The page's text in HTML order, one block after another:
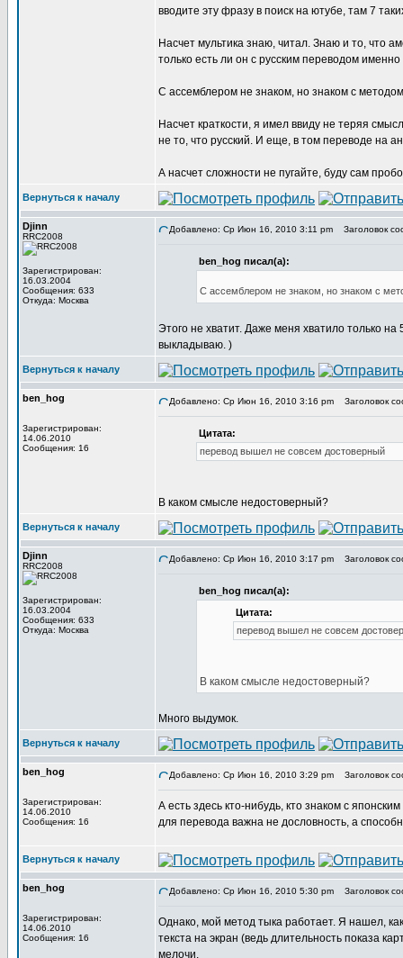
вводите эту фразу в поиск на ютубе, там 7
Насчет мультика знаю, читал. Знаю и то, что
только есть ли он с русским переводом
С ассемблером не знаком, но знаком с
Насчет краткости, я имел ввиду не теряя
не то, что русский. И еще, в том переводе на
А насчет сложности не пугайте, буду сам
Вернуться к началу
Djinn
RRC2008
Зарегистрирован:
16.03.2004
Сообщения: 633
Откуда: Москва
Добавлено: Ср Июн 16, 2010 3:11 pm Заголовок
ben_hog писал(а):
С ассемблером не знаком, но знаком с
Этого не хватит. Даже меня хватило только
выкладываю. )
Вернуться к началу
ben_hog
Зарегистрирован:
14.06.2010
Сообщения: 16
Добавлено: Ср Июн 16, 2010 3:16 pm Заголовок
Цитата:
перевод вышел не совсем достоверный
В каком смысле недостоверный?
Вернуться к началу
Djinn
RRC2008
Зарегистрирован:
16.03.2004
Сообщения: 633
Откуда: Москва
Добавлено: Ср Июн 16, 2010 3:17 pm Заголовок
ben_hog писал(а):
Цитата:
перевод вышел не совсем
В каком смысле недостоверный?
Много выдумок.
Вернуться к началу
ben_hog
Зарегистрирован:
14.06.2010
Сообщения: 16
Добавлено: Ср Июн 16, 2010 3:29 pm Заголовок
А есть здесь кто-нибудь, кто знаком с
для перевода важна не дословность, а
Вернуться к началу
ben_hog
Зарегистрирован:
14.06.2010
Сообщения: 16
Добавлено: Ср Июн 16, 2010 5:30 pm Заголовок
Однако, мой метод тыка работает. Я нашел,
текста на экран (ведь длительность показа
мелочи.